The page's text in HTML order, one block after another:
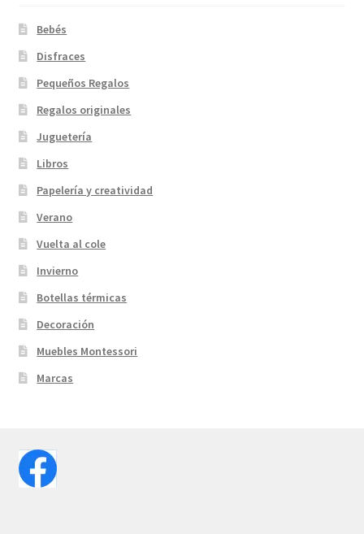
Bebés
Disfraces
Pequeños Regalos
Regalos originales
Juguetería
Libros
Papelería y creatividad
Verano
Vuelta al cole
Invierno
Botellas térmicas
Decoración
Muebles Montessori
Marcas